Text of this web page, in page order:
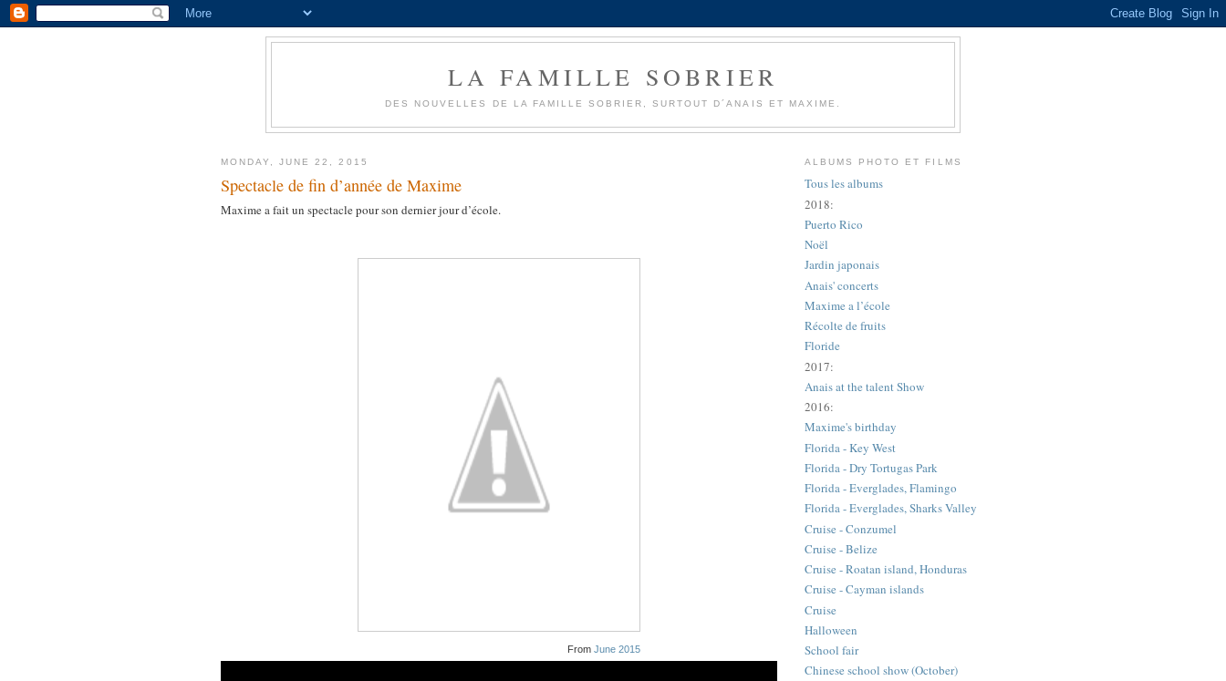
LA FAMILLE SOBRIER
DES NOUVELLES DE LA FAMILLE SOBRIER, SURTOUT D´ANAIS ET MAXIME.
MONDAY, JUNE 22, 2015
Spectacle de fin d’année de Maxime
Maxime a fait un spectacle pour son dernier jour d’école.
From June 2015
ALBUMS PHOTO ET FILMS
Tous les albums
2018:
Puerto Rico
Noël
Jardin japonais
Anais' concerts
Maxime a l’école
Récolte de fruits
Floride
2017:
Anais at the talent Show
2016:
Maxime's birthday
Florida - Key West
Florida - Dry Tortugas Park
Florida - Everglades, Flamingo
Florida - Everglades, Sharks Valley
Cruise - Conzumel
Cruise - Belize
Cruise - Roatan island, Honduras
Cruise - Cayman islands
Cruise
Halloween
School fair
Chinese school show (October)